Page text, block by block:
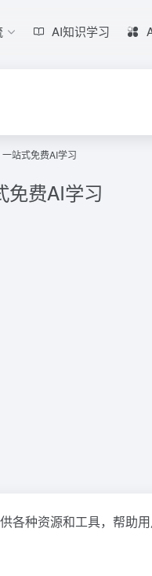
AI知识学习
一站式免费AI学习
免费AI学习
各种资源和工具，帮助用